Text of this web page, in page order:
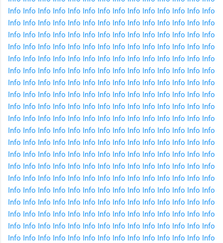
Info Info Info Info Info Info Info Info Info Info Info Info Info Info
Info Info Info Info Info Info Info Info Info Info Info Info Info Info
Info Info Info Info Info Info Info Info Info Info Info Info Info Info
Info Info Info Info Info Info Info Info Info Info Info Info Info Info
Info Info Info Info Info Info Info Info Info Info Info Info Info Info
Info Info Info Info Info Info Info Info Info Info Info Info Info Info
Info Info Info Info Info Info Info Info Info Info Info Info Info Info
Info Info Info Info Info Info Info Info Info Info Info Info Info Info
Info Info Info Info Info Info Info Info Info Info Info Info Info Info
Info Info Info Info Info Info Info Info Info Info Info Info Info Info
Info Info Info Info Info Info Info Info Info Info Info Info Info Info
Info Info Info Info Info Info Info Info Info Info Info Info Info Info
Info Info Info Info Info Info Info Info Info Info Info Info Info Info
Info Info Info Info Info Info Info Info Info Info Info Info Info Info
Info Info Info Info Info Info Info Info Info Info Info Info Info Info
Info Info Info Info Info Info Info Info Info Info Info Info Info Info
Info Info Info Info Info Info Info Info Info Info Info Info Info Info
Info Info Info Info Info Info Info Info Info Info Info Info Info Info
Info Info Info Info Info Info Info Info Info Info Info Info Info Info
Info Info Info Info Info Info Info Info Info Info Info Info Info Info